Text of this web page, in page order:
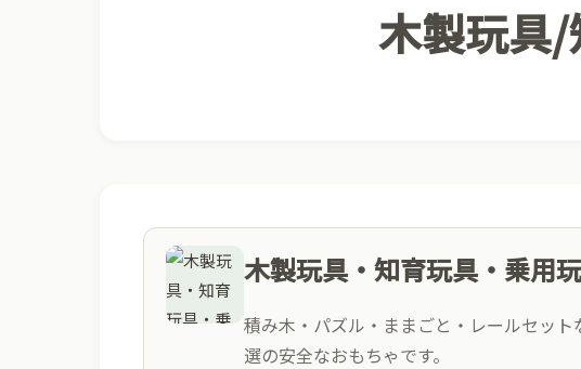
木製玩具
木製玩具・知育玩具・乗用
積み木・パズル・ままごと・レールセッ
選の安全なおもちゃです。